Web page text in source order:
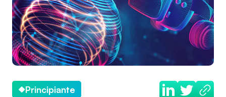
Principiante